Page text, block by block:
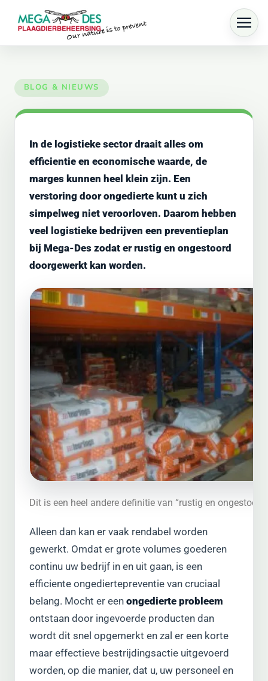
Skip to main content
In de logistieke sector draait alles om
efficientie en economische waarde, de
marges kunnen heel klein zijn. Een
verstoring door ongedierte kunt u zich
simpelweg niet veroorloven. Daarom hebben
veel logistieke bedrijven een preventieplan
bij Mega-Des zodat er rustig en ongestoord
doorgewerkt kan worden.
Dit is een heel andere definitie van “rustig en
Alleen dan kan er vaak rendabel worden
gewerkt. Omdat er grote volumes goederen
continu uw bedrijf in en uit gaan, is een
efficiente ongediertepreventie van cruciaal
belang. Mocht er een ongedierte probleem
ontstaan door ingevoerde producten dan
wordt dit snel opgemerkt en zal er een korte
maar effectieve bestrijdingsactie uitgevoerd
worden, op die manier, dat u, uw personeel en